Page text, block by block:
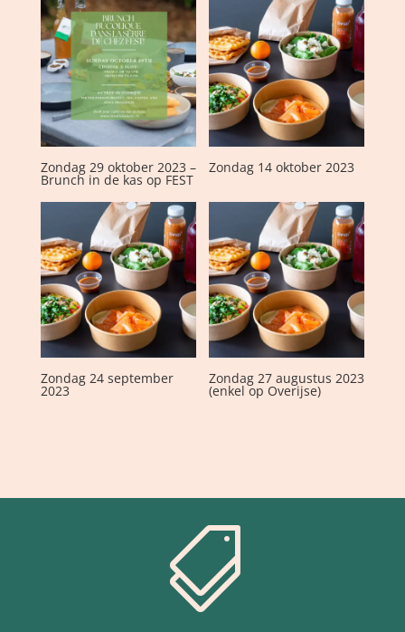
Zondag 29 oktober 2023 –
Brunch in de kas op FEST
Zondag 14 oktober 2023
Zondag 24 september
2023
Zondag 27 augustus 2023
(enkel op Overijse)
